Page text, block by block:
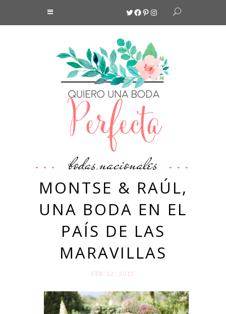
Twitter
Facebook
Pinterest
Instagram
bodas,nacionales
MONTSE & RAÚL,
UNA BODA EN EL
PAÍS DE LAS
MARAVILLAS
FEB 12. 2015